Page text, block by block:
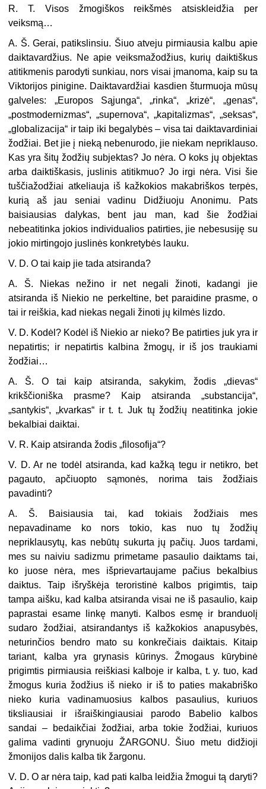
R. T. Visos žmogiškos reikšmės atsiskleidžia per
veiksmą…
A. Š. Gerai, patikslinsiu. Šiuo atveju pirmiausia kalbu apie
daiktavardžius. Ne apie veiksmažodžius, kurių daiktiškus
atitikmenis parodyti sunkiau, nors visai įmanoma, kaip su ta
Viktorijos pinigine. Daiktavardžiai kasdien šturmuoja mūsų
galveles: „Europos Sąjunga“, „rinka“, „krizė“, „genas“,
„postmodernizmas“, „supernova“, „kapitalizmas“, „seksas“,
„globalizacija“ ir taip iki begalybės – visa tai daiktavardiniai
žodžiai. Bet jie į nieką nebenurodo, jie niekam nepriklauso.
Kas yra šitų žodžių subjektas? Jo nėra. O koks jų objektas
arba daiktiškasis, juslinis atitikmuo? Jo irgi nėra. Visi šie
tuščiažodžiai atkeliauja iš kažkokios makabriškos terpės,
kurią aš jau seniai vadinu Didžiuoju Anonimu. Pats
baisiausias dalykas, bent jau man, kad šie žodžiai
nebeatitinka jokios individualios patirties, jie nebesusiję su
jokio mirtingojo juslinės konkretybės lauku.
V. D. O tai kaip jie tada atsiranda?
A. Š. Niekas nežino ir net negali žinoti, kadangi jie
atsiranda iš Niekio ne perkeltine, bet paraidine prasme, o
tai ir reiškia, kad niekas negali žinoti jų kilmės lizdo.
V. D. Kodėl? Kodėl iš Niekio ar nieko? Be patirties juk yra ir
nepatirtis; ir nepatirtis kalbina žmogų, ir iš jos traukiami
žodžiai…
A. Š. O tai kaip atsiranda, sakykim, žodis „dievas“
krikščioniška prasme? Kaip atsiranda „substancija“,
„santykis“, „kvarkas“ ir t. t. Juk tų žodžių neatitinka jokie
bekalbiai daiktai.
V. R. Kaip atsiranda žodis „filosofija“?
V. D. Ar ne todėl atsiranda, kad kažką tegu ir netikro, bet
pagauto, apčiuopto sąmonės, norima tais žodžiais
pavadinti?
A. Š. Baisiausia tai, kad tokiais žodžiais mes
nepavadiname ko nors tokio, kas nuo tų žodžių
nepriklausytų, kas nebūtų sukurta jų pačių. Juos tardami,
mes su naiviu sadizmu primetame pasaulio daiktams tai,
ko juose nėra, mes išprievartaujame pačius bekalbius
daiktus. Taip išryškėja teroristinė kalbos prigimtis, taip
tampa aišku, kad kalba atsiranda visai ne iš pasaulio, kaip
paprastai esame linkę manyti. Kalbos esmę ir branduolį
sudaro žodžiai, atsirandantys iš kažkokios anapusybės,
neturinčios bendro mato su konkrečiais daiktais. Kitaip
tariant, kalba yra grynasis kūrinys. Žmogaus kūrybinė
prigimtis pirmiausia reiškiasi kalboje ir kalba, t. y. tuo, kad
žmogus kuria žodžius iš nieko ir iš to paties makabriško
nieko kuria vadinamuosius kalbos pasaulius, kuriuos
tiksliausiai ir išraiškingiausiai parodo Babelio kalbos
sandai – bedaikčiai žodžiai, arba tokie žodžiai, kuriuos
galima vadinti grynuoju ŽARGONU. Šiuo metu didžioji
žmonijos dalis kalba tik žargonu.
V. D. O ar nėra taip, kad pati kalba leidžia žmogui tą daryti?